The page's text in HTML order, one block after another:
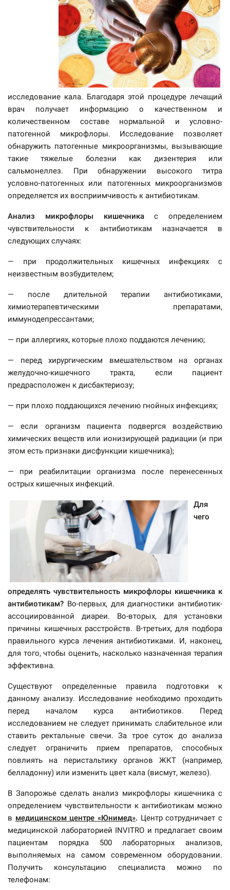
исследование кала. Благодаря этой процедуре лечащий
врач получает информацию о качественном и
количественном составе нормальной и условно-
патогенной микрофлоры. Исследование позволяет
обнаружить патогенные микроорганизмы, вызывающие
такие тяжелые болезни как дизентерия или
сальмонеллез. При обнаружении высокого титра
условно-патогенных или патогенных микроорганизмов
определяется их восприимчивость к антибиотикам.
Анализ микрофлоры кишечникас определением
чувствительности к антибиотикам назначается в
следующих случаях:
— при продолжительных кишечных инфекциях с
неизвестным возбудителем;
— после длительной терапии антибиотиками,
химиотерапевтическими препаратами,
иммунодепрессантами;
— при аллергиях, которые плохо поддаются лечению;
— перед хирургическим вмешательством на органах
желудочно-кишечного тракта, если пациент
предрасположен к дисбактериозу;
— при плохо поддающихся лечению гнойных инфекциях;
— если организм пациента подвергся воздействию
химических веществ или ионизирующей радиации (и при
этом есть признаки дисфункции кишечника);
— при реабилитации организма после перенесенных
острых кишечных инфекций.
Для
чего
определять чувствительность микрофлоры кишечника к
антибиотикам? Во-первых, для диагностики антибиотик-
ассоциированной диареи. Во-вторых, для установки
причины кишечных расстройств. В-третьих, для подбора
правильного курса лечения антибиотиками. И, наконец,
для того, чтобы оценить, насколько назначенная терапия
эффективна.
Существуют определенные правила подготовки к
данному анализу. Исследование необходимо проходить
перед началом курса антибиотиков. Перед
исследованием не следует принимать слабительное или
ставить ректальные свечи. За трое суток до анализа
следует ограничить прием препаратов, способных
повлиять на перистальтику органов ЖКТ (например,
белладонну) или изменить цвет кала (висмут, железо).
В Запорожье сделать анализ микрофлоры кишечника с
определением чувствительности к антибиотикам можно
в медицинском центре «Юнимед». Центр сотрудничает с
медицинской лабораторией INVITRO и предлагает своим
пациентам порядка 500 лабораторных анализов,
выполняемых на самом современном оборудовании.
Получить консультацию специалиста можно по
телефонам: